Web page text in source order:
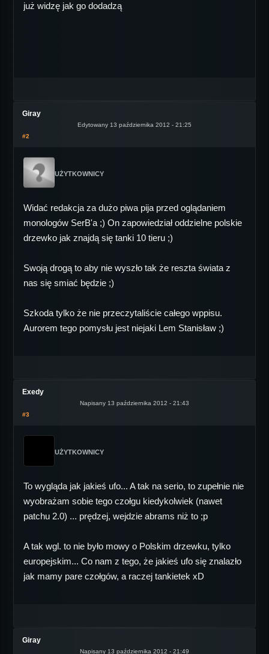
już widzę jak go dodadzą
Giray
Edytowany 13 października 2012 - 21:25
#2
UŻYTKOWNICY
Widać redakcja za dużo piwa pija przed oglądaniem
monologów SerB'a ;) On zapowiedział oddzielne polskie
drzewko jak znajdą się tanki 10 tieru ;)
Swoją drogą to aby nie wyszło tak że reszta świata z
nas się smiać będzie ;)
Szkoda tylko że nie przeczytaliście całego wppisu.
Aurorem tego pomysłu jest niejaki Lem Stanisław ;)
Exedy
Napisany 13 października 2012 - 21:43
#3
UŻYTKOWNICY
To wygląda jak jakieś ufo... A tak na serio, to zupełnie nie
wyobrażam sobie tego czołgu kiedykolwiek (nawet
patchu 2.0) ... prędzej, wejdzie abrams niż to ;p
A tak wgl. to nie było mowy o Polskim drzewku, tylko
europejskim... Co nam z tego, że jakieś ufo się znalazło
jak mamy pare czołgów, a raczej tankietek xD
Giray
Napisany 13 października 2012 - 21:49